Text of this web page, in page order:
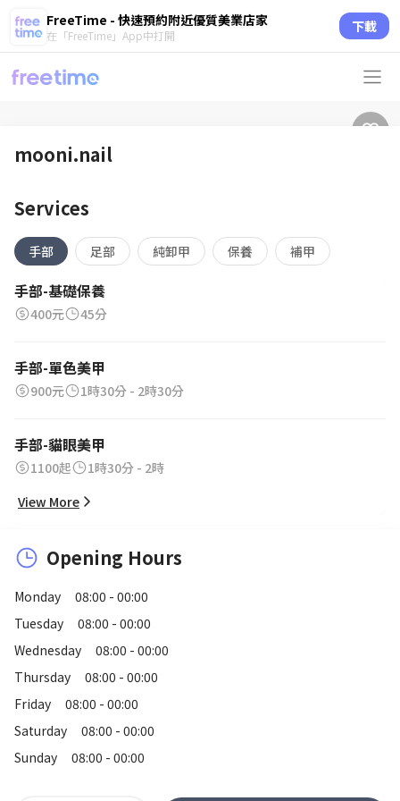
FreeTime - 快速預約附近優質美業店家
在「FreeTime」App中打開 下載
mooni.nail
Services
手部 足部 純卸甲 保養 補甲
手部-基礎保養
400元 45分
手部-單色美甲
900元 1時30分 - 2時30分
手部-貓眼美甲
1100起
1時30分 - 2時
View More
Opening Hours
Monday
08:00 - 00:00
Tuesday
08:00 - 00:00
Wednesday
08:00 - 00:00
Thursday
08:00 - 00:00
Friday
08:00 - 00:00
Saturday
08:00 - 00:00
Sunday
08:00 - 00:00